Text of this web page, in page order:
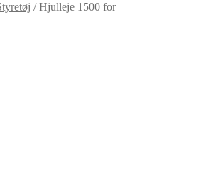
/Hjulleje 1500 for